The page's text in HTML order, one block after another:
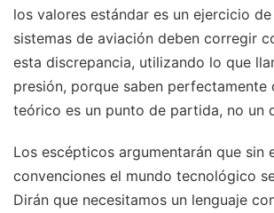
los valores estándar es un ejercicio
sistemas de aviación deben corregir
esta discrepancia, utilizando lo que
presión, porque saben perfectamente
teórico es un punto de partida, no un
Los escépticos argumentarán que sin
convenciones el mundo tecnológico
Dirán que necesitamos un lenguaje